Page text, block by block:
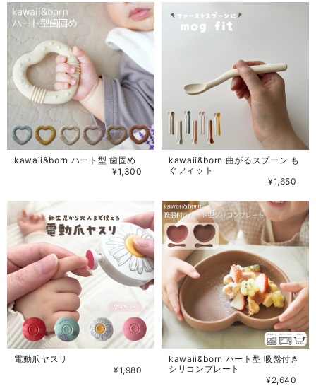
kawaii&born ハート型 歯固め
¥1,300
kawaii&born 曲がるスプーン も
ぐフィット
¥1,650
電動爪ヤスリ
¥1,980
kawaii&born ハート型 吸盤付き
シリコンプレート
¥2,640